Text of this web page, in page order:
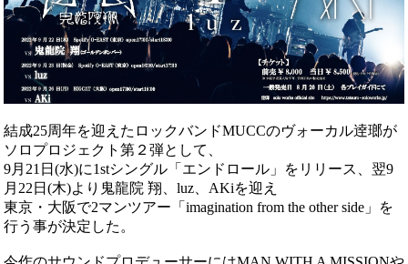
結成25周年を迎えたロックバンドMUCCのヴォーカル逹瑯が
ソロプロジェクト第２弾として、
9月21日(水)に1stシングル「エンドロール」をリリース、翌9
月22日(木)より鬼龍院 翔、luz、AKiを迎え
東京・大阪で2マンツアー「imagination from the other side」を
行う事が決定した。